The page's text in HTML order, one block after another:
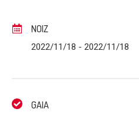
NOIZ
2022/11/18 - 2022/11/18
GAIA